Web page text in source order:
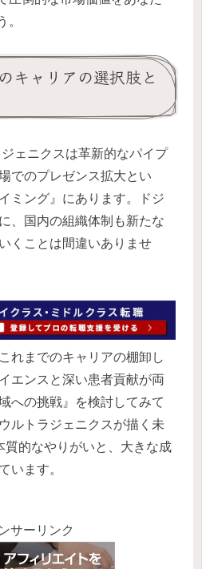
。
キャリアの選択肢と
ェニクスは革新的なパイプ
でのプレゼンス拡大とい
ミング』にあります。ドジ
、国内の組織体制も新たな
くことは間違いありませ
れまでのキャリアの棚卸し
エンスと深い患者貢献が両
への挑戦』を検討してみて
ルトラジェニクスが描く未
質的なやりがいと、大きな成
います。
サーリンク